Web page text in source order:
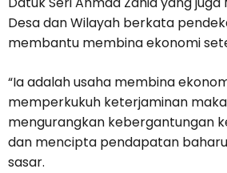
Desa dan Wilayah berkata
membantu membina ekonomi
“Ia adalah usaha membina
memperkukuh keterjaminan
mengurangkan kebergantungan
dan mencipta pendapatan
sasar.